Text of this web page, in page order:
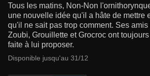
Tous les matins, Non-Non
une nouvelle idée qu'il a hâte de mettre
qu'il ne sait pas trop comment. Ses
Zoubi, Grouillette et Grocroc ont
faite à lui proposer.
Disponible jusqu'au 31/12